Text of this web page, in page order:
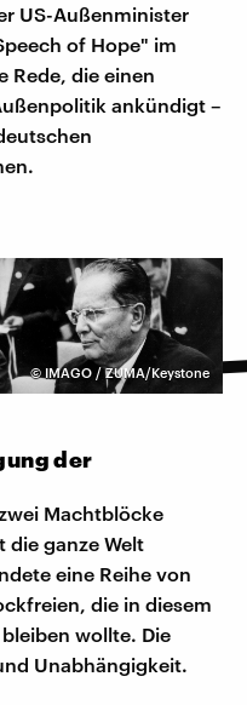
US-Außenminister
of Hope" im
Rede, die einen
ankündigt –
© IMAGO / ZUMA/Keystone
der
Machtblöcke
die ganze Welt
eine Reihe von
die in diesem
wollte. Die
Unabhängigkeit.